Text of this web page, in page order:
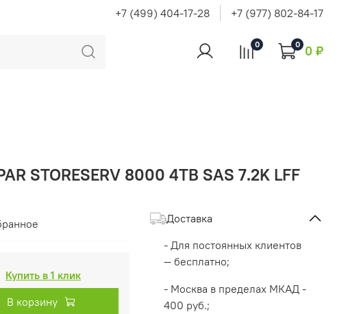
+7 (499) 404-17-28 +7 (977) 802-84-17
0 0 0 ₽
STORESERV 8000 4TB SAS 7.2K LFF
Купить в 1 клик
В корзину
Доставка
- Для постоянных клиентов
— бесплатно;
- Москва в пределах МКАД -
400 руб.;